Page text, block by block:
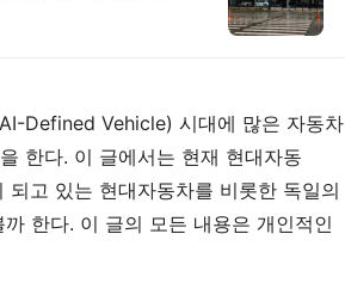
Defined Vehicle) 시대에 많은 자동차
한다. 이 글에서는 현재 현대자동
고 있는 현대자동차를 비롯한 독일의
한다. 이 글의 모든 내용은 개인적인